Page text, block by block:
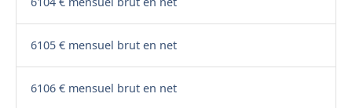
6105 € mensuel brut en net
6106 € mensuel brut en net